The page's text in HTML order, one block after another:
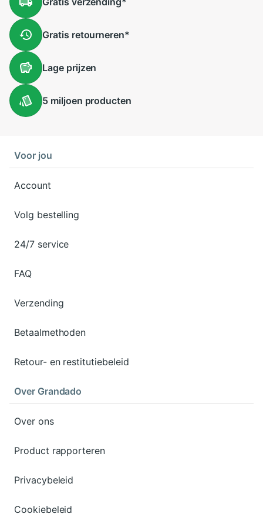
Gratis retourneren*
Lageprijzen
5 miljoen producten
Voor jou
Account
Volg bestelling
24/7 service
FAQ
Verzending
Betaalmethoden
Retour- en restitutiebeleid
Over Grandado
Over ons
Product rapporteren
Privacybeleid
Cookiebeleid